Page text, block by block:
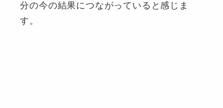
分の今の結果につながっていると感じま
す。